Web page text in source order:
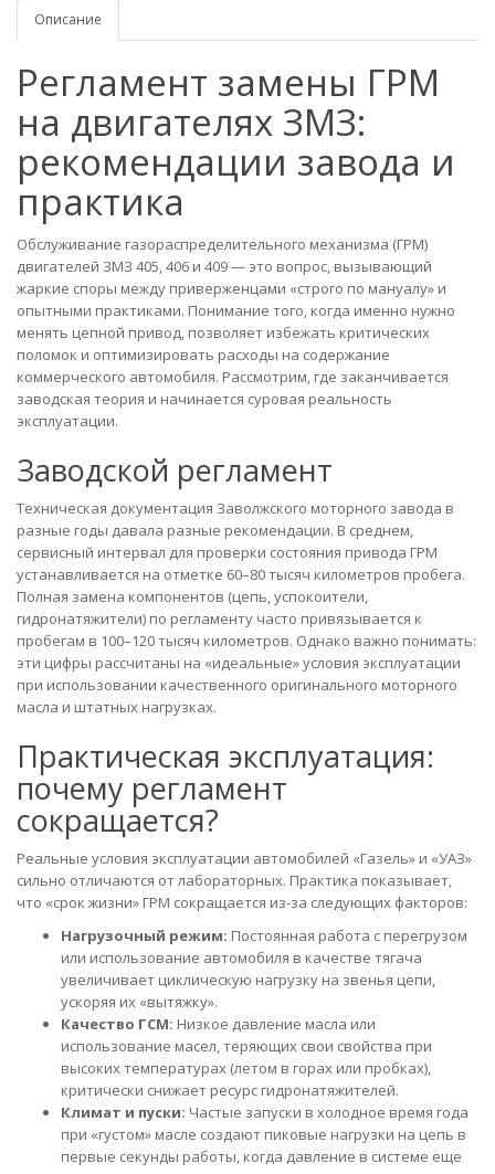
Описание
Регламент замены ГРМ
на двигателях ЗМЗ:
рекомендации завода и
практика
Обслуживание газораспределительного механизма (ГРМ)
двигателей ЗМЗ 405, 406 и 409 — это вопрос, вызывающий
жаркие споры между приверженцами «строго по мануалу» и
опытными практиками. Понимание того, когда именно нужно
менять цепной привод, позволяет избежать критических
поломок и оптимизировать расходы на содержание
коммерческого автомобиля. Рассмотрим, где заканчивается
заводская теория и начинается суровая реальность
эксплуатации.
Заводской регламент
Техническая документация Заволжского моторного завода в
разные годы давала разные рекомендации. В среднем,
сервисный интервал для проверки состояния привода ГРМ
устанавливается на отметке 60–80 тысяч километров пробега.
Полная замена компонентов (цепь, успокоители,
гидронатяжители) по регламенту часто привязывается к
пробегам в 100–120 тысяч километров. Однако важно понимать:
эти цифры рассчитаны на «идеальные» условия эксплуатации
при использовании качественного оригинального моторного
масла и штатных нагрузках.
Практическая эксплуатация:
почему регламент
сокращается?
Реальные условия эксплуатации автомобилей «Газель» и «УАЗ»
сильно отличаются от лабораторных. Практика показывает,
что «срок жизни» ГРМ сокращается из-за следующих факторов:
Нагрузочный режим: Постоянная работа с перегрузом
или использование автомобиля в качестве тягача
увеличивает циклическую нагрузку на звенья цепи,
ускоряя их «вытяжку».
Качество ГСМ: Низкое давление масла или
использование масел, теряющих свои свойства при
высоких температурах (летом в горах или пробках),
критически снижает ресурс гидронатяжителей.
Климат и пуски: Частые запуски в холодное время года
при «густом» масле создают пиковые нагрузки на цепь в
первые секунды работы, когда давление в системе еще